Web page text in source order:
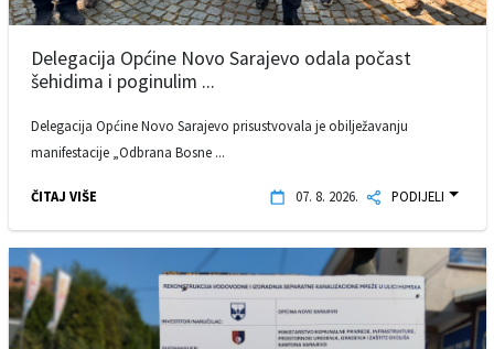
Delegacija Općine Novo Sarajevo odala počast
šehidima i poginulim ...
Delegacija Općine Novo Sarajevo prisustvovala je obilježavanju
manifestacije „Odbrana Bosne ...
ČITAJ VIŠE 07. 8. 2026. PODIJELI